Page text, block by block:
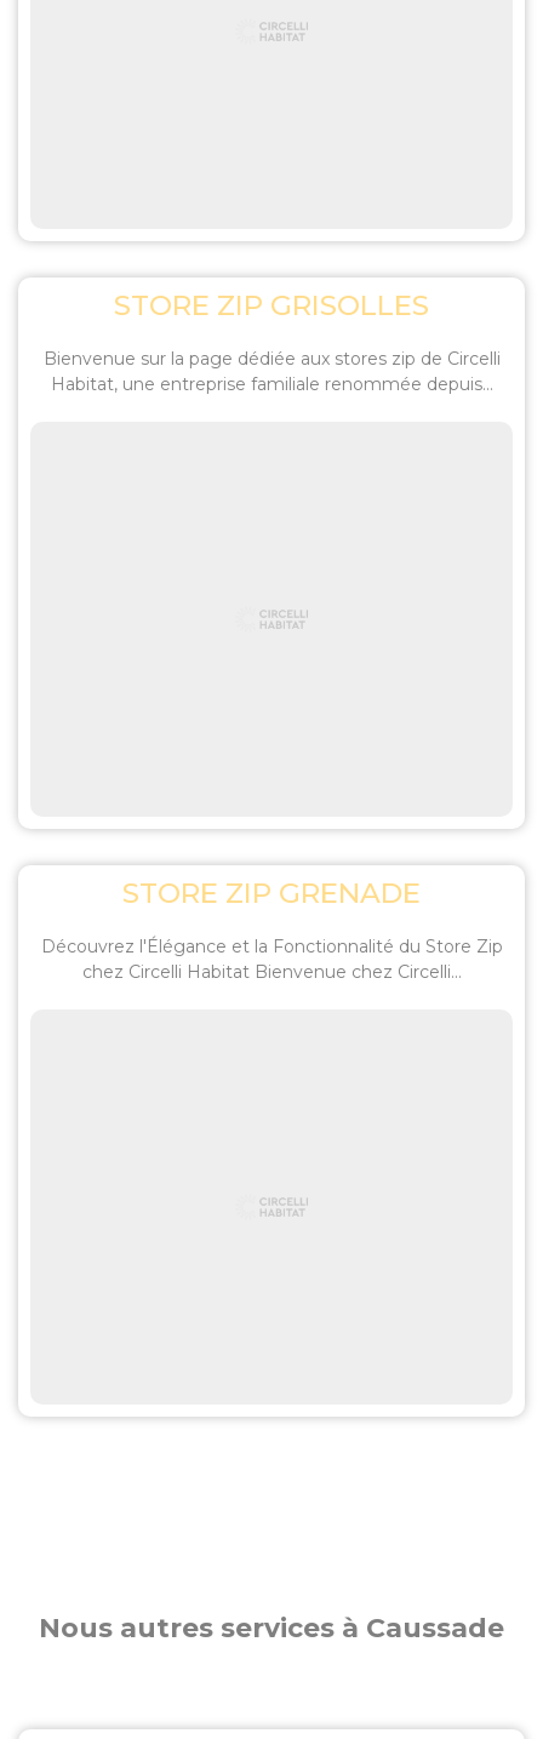
STORE ZIP GRISOLLES
Bienvenue sur la page dédiée aux stores zip de Circelli
Habitat, une entreprise familiale renommée depuis...
STORE ZIP GRENADE
Découvrez l'Élégance et la Fonctionnalité du Store Zip
chez Circelli Habitat Bienvenue chez Circelli...
Nous autres services à Caussade